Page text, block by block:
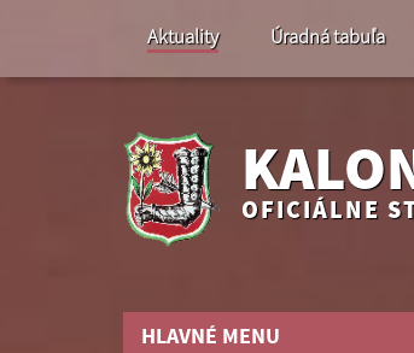
Aktuality Úradná tabuľa
OFICIÁLNE
HLAVNÉ MENU